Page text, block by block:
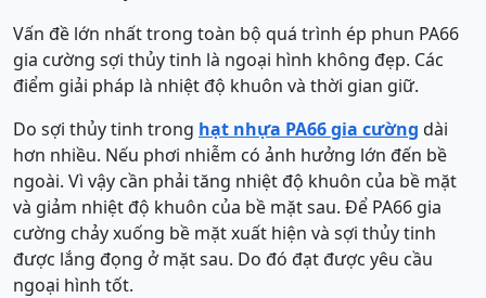
Vấn đề lớn nhất trong toàn bộ quá trình ép phun PA66
gia cường sợi thủy tinh là ngoại hình không đẹp. Các
điểm giải pháp là nhiệt độ khuôn và thời gian giữ.
Do sợi thủy tinh trong hạt nhựa PA66 gia cường dài
hơn nhiều. Nếu phơi nhiễm có ảnh hưởng lớn đến bề
ngoài. Vì vậy cần phải tăng nhiệt độ khuôn của bề mặt
và giảm nhiệt độ khuôn của bề mặt sau. Để PA66 gia
cường chảy xuống bề mặt xuất hiện và sợi thủy tinh
được lắng đọng ở mặt sau. Do đó đạt được yêu cầu
ngoại hình tốt.